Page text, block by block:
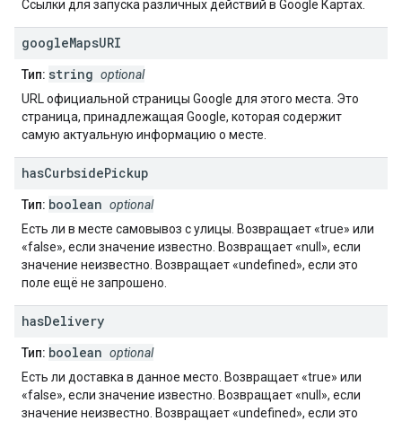
Ссылки для запуска различных действий в Google Картах.
googleMapsURI
Тип: string optional
URL официальной страницы Google для этого места. Это
страница, принадлежащая Google, которая содержит
самую актуальную информацию о месте.
hasCurbsidePickup
Тип: boolean optional
Есть ли в месте самовывоз с улицы. Возвращает «true» или
«false», если значение известно. Возвращает «null», если
значение неизвестно. Возвращает «undefined», если это
поле ещё не запрошено.
hasDelivery
Тип: boolean optional
Есть ли доставка в данное место. Возвращает «true» или
«false», если значение известно. Возвращает «null», если
значение неизвестно. Возвращает «undefined», если это